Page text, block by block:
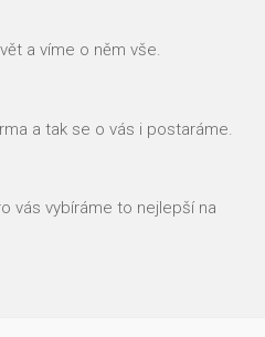
a víme o něm vše.
a tak se o vás i postaráme.
vás vybíráme to nejlepší na